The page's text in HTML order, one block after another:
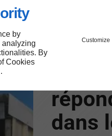
by
analyzing
By
Cookies
.
Customize
Des
dans